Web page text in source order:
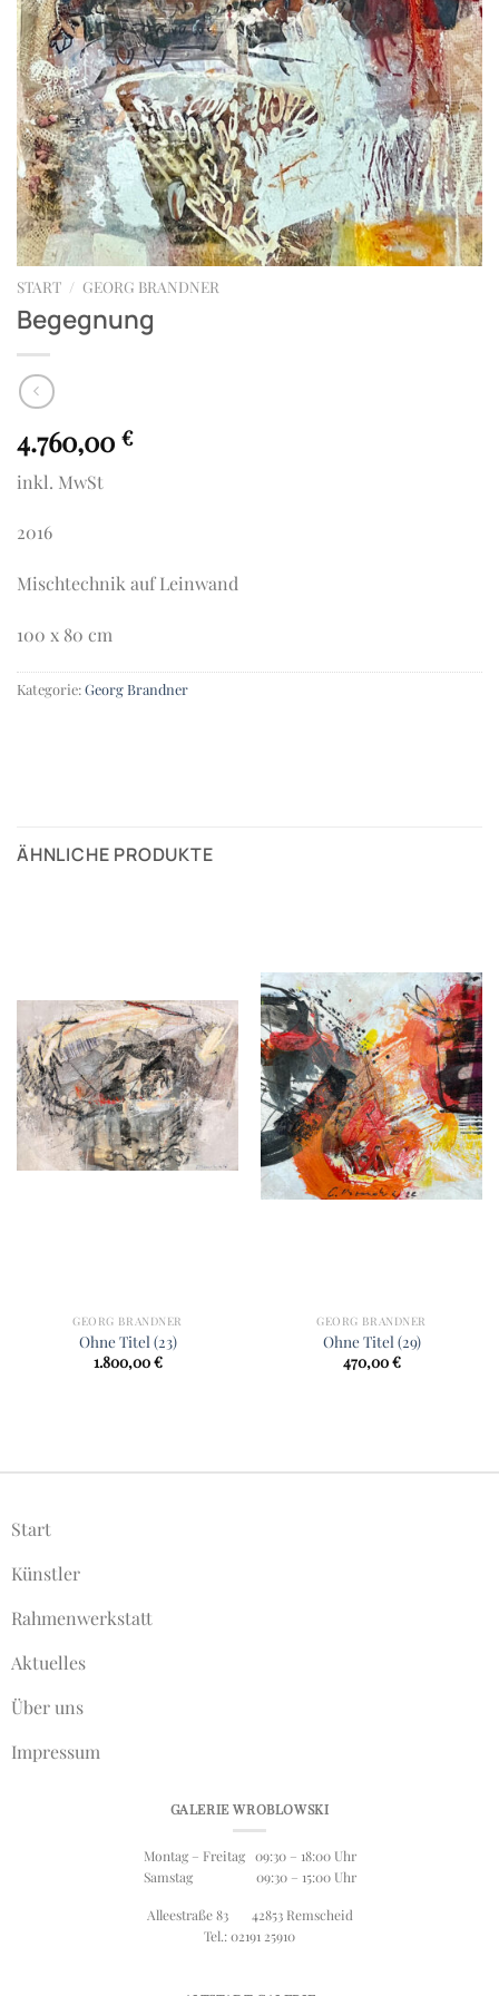
START / GEORG BRANDNER
Begegnung
4.760,00 €
inkl. MwSt
2016
Mischtechnik auf Leinwand
100 x 80 cm
Kategorie:Georg Brandner
ÄHNLICHE PRODUKTE
GEORG BRANDNER
Ohne Titel (23)
1.800,00€
GEORG BRANDNER
Ohne Titel (29)
470,00€
Start
Künstler
Rahmenwerkstatt
Aktuelles
Über uns
Impressum
GALERIE WROBLOWSKI
Montag – Freitag 09:30 – 18:00 Uhr
Samstag 09:30 – 15:00 Uhr
Alleestraße 83 42853 Remscheid
Tel.: 02191 25910